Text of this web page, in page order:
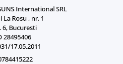
International SRL
La Rosu , nr. 1
6, Bucuresti
28495406
17.05.2011